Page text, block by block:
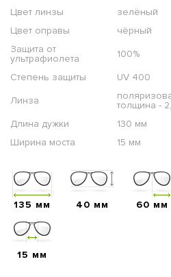
Цвет линзы
зелёный
Цвет оправы
чёрный
Защита от
ультрафиолета
100%
Степень защиты
UV 400
Линза
толщина -
Длина дужки
130 мм
Ширина моста
15 мм
135 мм 40 мм 60 мм
15 мм